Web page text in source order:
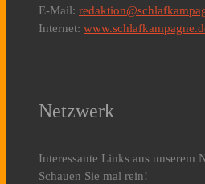
E-Mail:
Internet:
Netzwerk
Interessante Links aus unserem
Schauen Sie mal rein!